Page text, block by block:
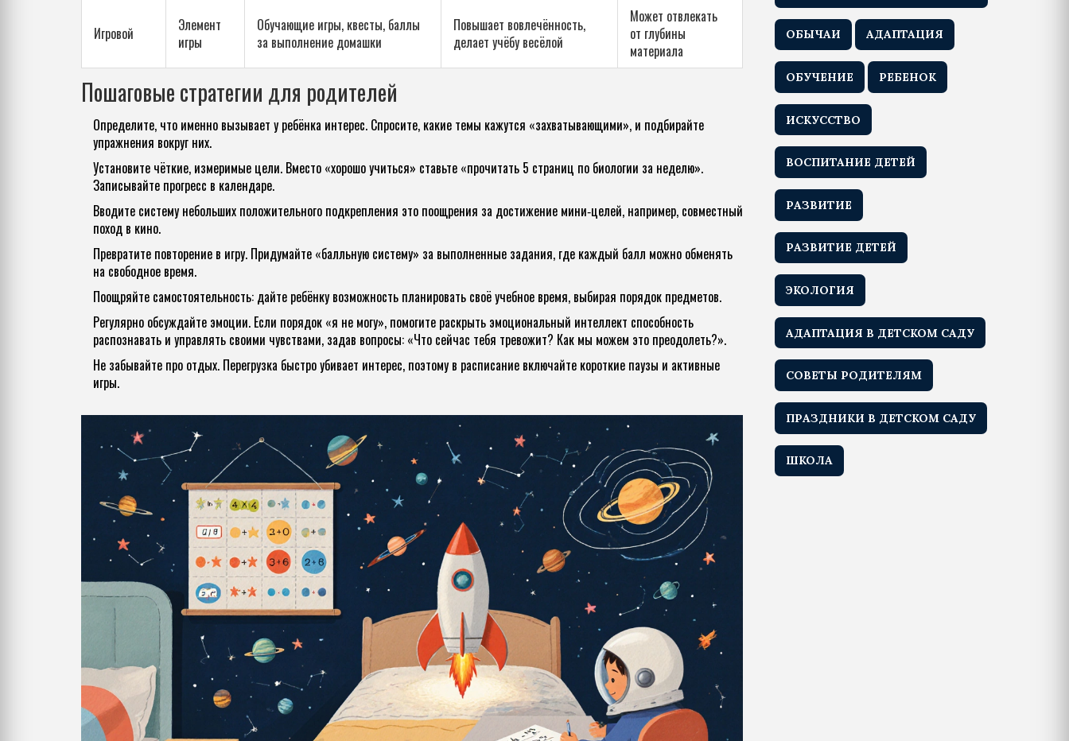
Игровой
Элемент
игры
Обучающие игры, квесты, баллы
за выполнение домашки
Повышает вовлечённость,
делает учёбу весёлой
Может отвлекать
от глубины
материала
Пошаговые стратегии для родителей
Определите, что именно вызывает у ребёнка интерес. Спросите, какие темы кажутся «захватывающими», и подбирайте
упражнения вокруг них.
Установите чёткие, измеримые цели. Вместо «хорошо учиться» ставьте «прочитать 5 страниц по биологии за неделю».
Записывайте прогресс в календаре.
Вводите систему небольших положительного подкрепления это поощрения за достижение мини‑целей, например, совместный
поход в кино.
Превратите повторение в игру. Придумайте «балльную систему» за выполненные задания, где каждый балл можно обменять
на свободное время.
Поощряйте самостоятельность: дайте ребёнку возможность планировать своё учебное время, выбирая порядок предметов.
Регулярно обсуждайте эмоции. Если порядок «я не могу», помогите раскрыть эмоциональный интеллект способность
распознавать и управлять своими чувствами, задав вопросы: «Что сейчас тебя тревожит? Как мы можем это преодолеть?».
Не забывайте про отдых. Перегрузка быстро убивает интерес, поэтому в расписание включайте короткие паузы и активные
игры.
ОБЫЧАИ АДАПТАЦИЯ
ОБУЧЕНИЕ РЕБЕНОК
ИСКУССТВО
ВОСПИТАНИЕ ДЕТЕЙ
РАЗВИТИЕ
РАЗВИТИЕ ДЕТЕЙ
ЭКОЛОГИЯ
АДАПТАЦИЯ В ДЕТСКОМ САДУ
СОВЕТЫ РОДИТЕЛЯМ
ПРАЗДНИКИ В ДЕТСКОМ САДУ
ШКОЛА